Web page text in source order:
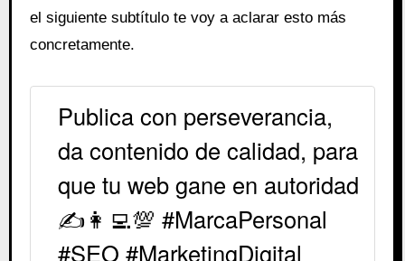
el siguiente subtítulo te voy a aclarar esto más
concretamente.
Publica con perseverancia,
da contenido de calidad, para
que tu web gane en autoridad
✍️👩‍💻💯 #MarcaPersonal
#SEO #MarketingDigital